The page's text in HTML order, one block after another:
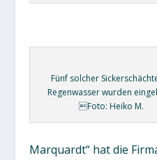
Fünf solcher
Regenwasser wurden
Foto: Heiko M.
Marquardt“ hat die